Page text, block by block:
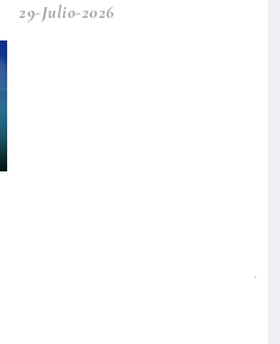
29-Julio-2026